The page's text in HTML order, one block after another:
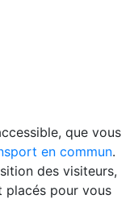
que vous
en commun.
des visiteurs,
placés pour vous